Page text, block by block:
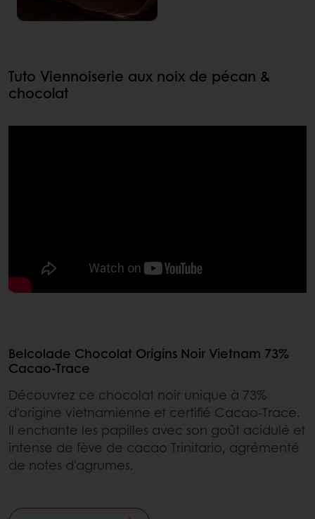
Tuto Viennoiserie aux noix de pécan &
chocolat
Belcolade Chocolat Origins Noir Vietnam 73%
Cacao-Trace
Découvrez ce chocolat noir unique à 73%
d'origine vietnamienne et certifié Cacao-Trace.
Il enchante les papilles avec son goût acidulé et
intense de fève de cacao Trinitario, agrémenté
de notes d'agrumes.